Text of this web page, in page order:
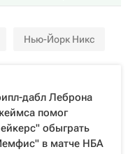
Нью-Йорк Никс
дабл Леброна
помог
обыграть
в матче НБА